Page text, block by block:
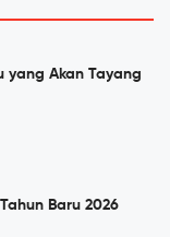
yang Akan Tayang
Baru 2026